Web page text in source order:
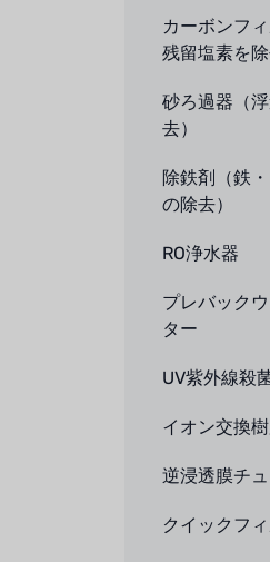
カーボンフ
残留塩素を除
砂ろ過器（
去）
除鉄剤（鉄
の除去）
RO浄水器
プレバック
ター
UV紫外線殺
イオン交換
逆浸透膜チ
クイックフ